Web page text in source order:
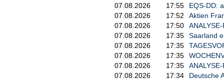
07.08.2026
17:55
EQS-DD:
07.08.2026
17:52
Aktien
07.08.2026
17:50
07.08.2026
17:35
Saarland
07.08.2026
17:35
07.08.2026
17:35
07.08.2026
17:35
07.08.2026
17:34
Deutsche